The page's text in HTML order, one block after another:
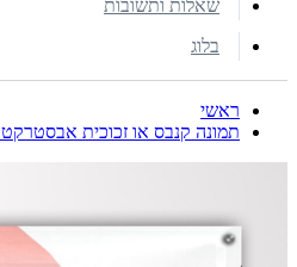
שאלות ותשובות
בלוג
ראשי
תמונה קנבס או זכוכית אבסטרקט 1102